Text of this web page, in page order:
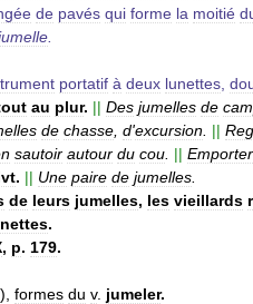
de pavés qui forme la moitié
portatif à deux lunettes
au plur. || Des jumelles de
de chasse d'excursion ||
sautoir autour du cou || Emporter
. || Une paire de jumelles
de leurs jumelles, les vieillards
.
, p. 179.
), formes du v. jumeler.